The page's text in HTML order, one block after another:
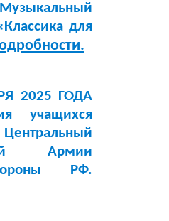
для
2025 ГОДА
учащихся
Армии
РФ.